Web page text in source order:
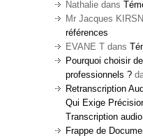
Nathalie dans
Mr Jacques
références
EVANE T dans
Pourquoi choisir
professionnels ?
Retranscription
Qui Exige
Transcription
Frappe de